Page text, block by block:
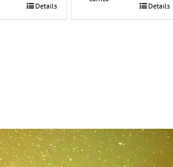
Details
Details